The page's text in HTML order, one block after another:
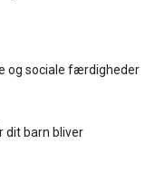
og sociale færdigheder
dit barn bliver